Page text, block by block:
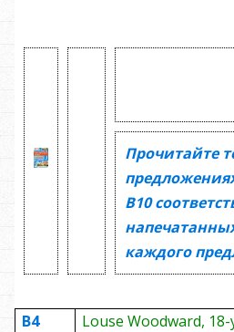
Прочитайте
В10
каждого
B4 Louse Woodward,